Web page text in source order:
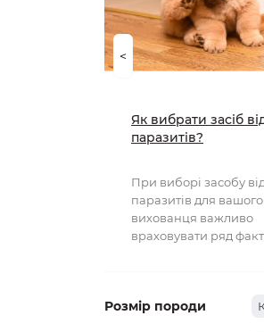
Як вибрати засіб
паразитів?
При виборі засобу
паразитів для вашого
вихованця важливо
враховувати ряд
<
Розмір породи